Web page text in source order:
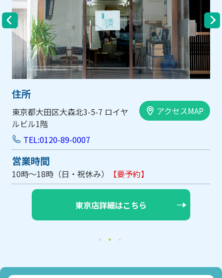
住所
大阪市中央区内平野町1-1-5 西大
手前ビル103号
アクセスMAP
TEL:0120-89-0007
営業時間
10時～18時（日・祝休み/土曜は不定休）
大阪店詳細はこちら